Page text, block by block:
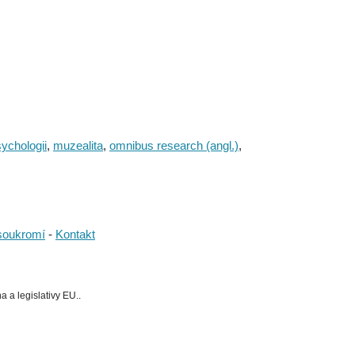
, muzealita, omnibus research (angl.),
- Kontakt
a legislativy EU..